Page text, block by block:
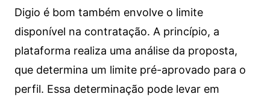
Digio é bom também envolve o limite
disponível na contratação. A princípio, a
plataforma realiza uma análise da proposta,
que determina um limite pré-aprovado para o
perfil. Essa determinação pode levar em